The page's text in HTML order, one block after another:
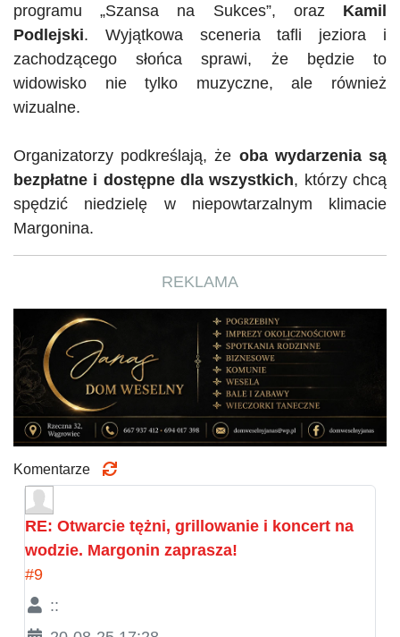
programu „Szansa na Sukces”, oraz Kamil
Podlejski. Wyjątkowa sceneria tafli jeziora i
zachodzącego słońca sprawi, że będzie to
widowisko nie tylko muzyczne, ale również
wizualne.
Organizatorzy podkreślają, że oba wydarzenia są
bezpłatne i dostępne dla wszystkich, którzy chcą
spędzić niedzielę w niepowtarzalnym klimacie
Margonina.
REKLAMA
Komentarze
RE: Otwarcie tężni, grillowanie i koncert na
wodzie. Margonin zaprasza!
#9
::